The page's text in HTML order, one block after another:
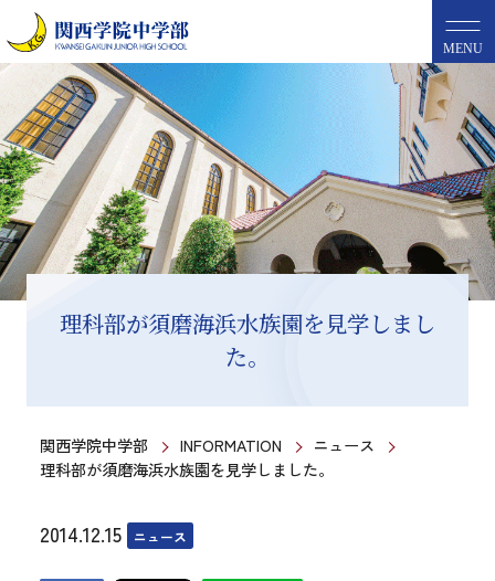
MENU
理科部が須磨海浜水族園を見学しまし
た。
関西学院中学部 INFORMATION
ニュース
理科部が須磨海浜水族園を見学しました。
2014.12.15 ニュース